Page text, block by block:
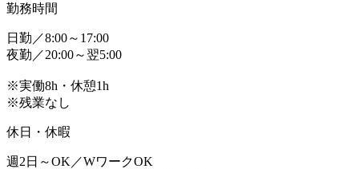
勤務時間
日勤／8:00～17:00
夜勤／20:00～翌5:00
※実働8h・休憩1h
※残業なし
休日・休暇
週2日～OK／WワークOK